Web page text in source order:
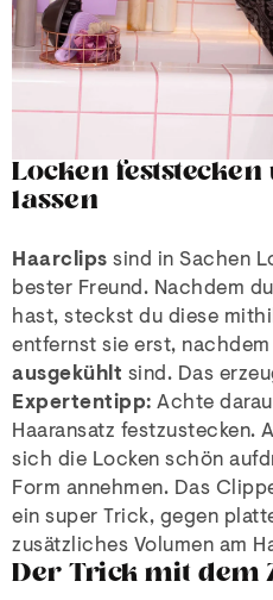
Locken
lassen
Haarclips sind in Sachen
bester Freund. Nachdem
hast, steckst du diese
entfernst sie erst,
ausgekühlt sind. Das
Expertentipp: Achte
Haaransatz festzustecken.
sich die Locken schön
Form annehmen. Das
ein super Trick, gegen
zusätzliches Volumen am
Der Trick mit dem